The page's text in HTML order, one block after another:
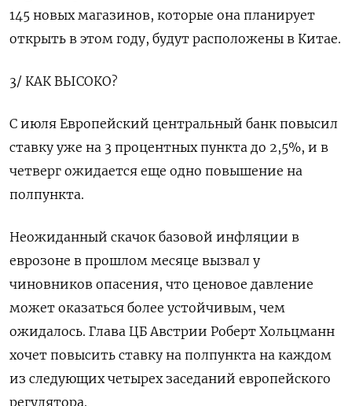
145 новых магазинов, которые она планирует
открыть в этом году, будут расположены в Китае.
3/ КАК ВЫСОКО?
С июля Европейский центральный банк повысил
ставку уже на 3 процентных пункта до 2,5%, и в
четверг ожидается еще одно повышение на
полпункта.
Неожиданный скачок базовой инфляции в
еврозоне в прошлом месяце вызвал у
чиновников опасения, что ценовое давление
может оказаться более устойчивым, чем
ожидалось. Глава ЦБ Австрии Роберт Хольцманн
хочет повысить ставку на полпункта на каждом
из следующих четырех заседаний европейского
регулятора.